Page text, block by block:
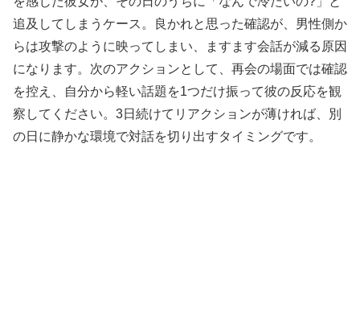
追及してしまうケース。良かれと思った確認が、男性側か
らは攻撃のように映ってしまい、ますます会話が減る原因
になります。次のアクションとして、再会の場面では確認
を控え、自分から軽い話題を1つだけ振って彼の反応を観
察してください。3日続けてリアクションが薄ければ、別
の日に静かな環境で対話を切り出すタイミングです。